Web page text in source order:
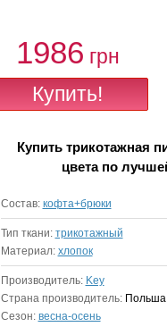
1986 грн
Купить трикотажная
цвета по
Состав: кофта+брюки
Тип ткани: трикотажный
Материал: хлопок
Производитель: Key
Страна производитель: Польша
Сезон: весна-осень